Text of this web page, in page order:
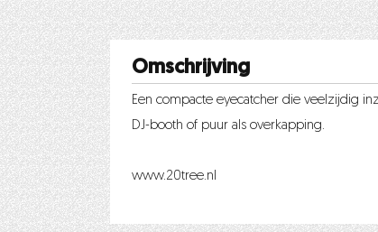
Omschrijving
Een compacte eyecatcher die veelzijdig
DJ-booth of puur als overkapping.
www.20tree.nl